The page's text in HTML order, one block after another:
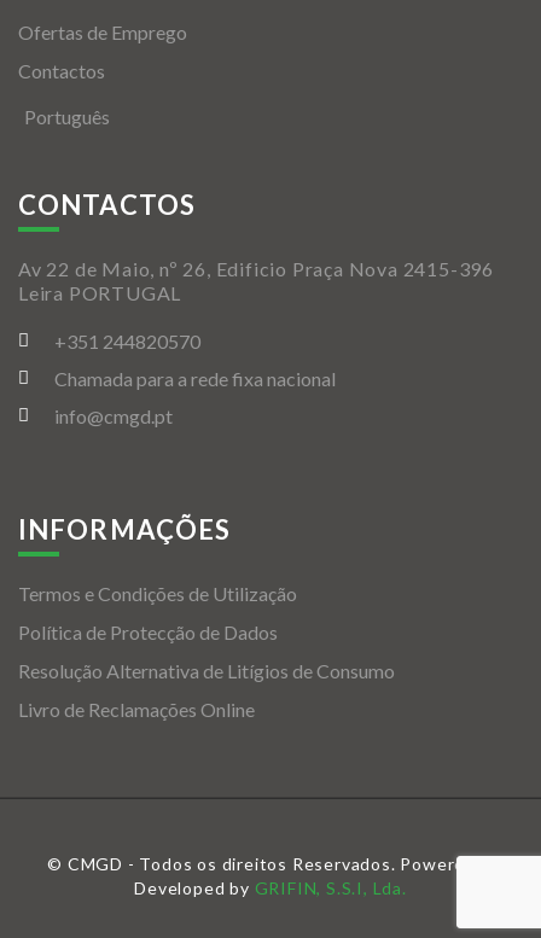
Ofertas de Emprego
Contactos
Português
CONTACTOS
Av 22 de Maio, nº 26, Edificio Praça Nova 2415-396
Leira PORTUGAL
+351 244820570
Chamada para a rede fixa nacional
info@cmgd.pt
INFORMAÇÕES
Termos e Condições de Utilização
Política de Protecção de Dados
Resolução Alternativa de Litígios de Consumo
Livro de Reclamações Online
© CMGD - Todos os direitos Reservados. Powered &
Developed by GRIFIN, S.S.I, Lda.